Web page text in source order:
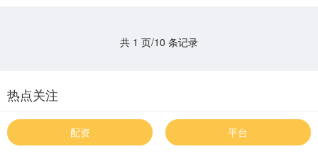
共 1 页/10 条记录
热点关注
配资 平台